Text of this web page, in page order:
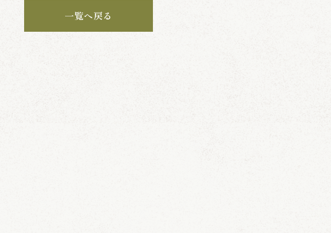
一覧へ戻る